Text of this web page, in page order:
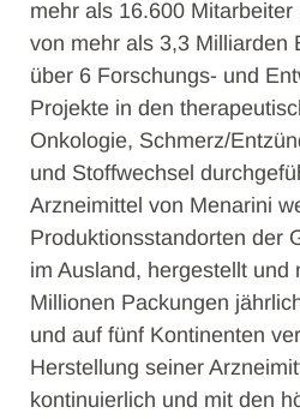
mehr als 16.600
von mehr als 3,3 Milliarden
über 6 Forschungs- und
Projekte in den
Onkologie, Schmerz/
und Stoffwechsel
Arzneimittel von Menarini
Produktionsstandorten der
im Ausland, hergestellt und
Millionen Packungen
und auf fünf Kontinenten
Herstellung seiner
kontinuierlich und mit den